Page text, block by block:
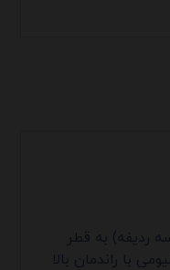
ردیفه) به قطر